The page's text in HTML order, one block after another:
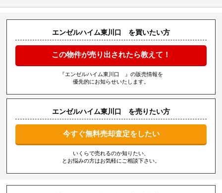
エンゼルハイム東川口 を買いたい方
この物件が売り出されたら教えて！
『エンゼルハイム東川口 』の販売情報を
優先的にお知らせいたします。
エンゼルハイム東川口 を売りたい方
今すぐ無料売却査定をしたい
いくらで売れるのか知りたい、
とお悩みの方はお気軽にご相談下さい。